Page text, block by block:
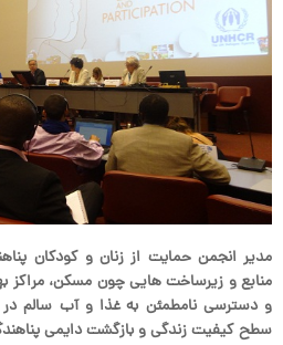
مدیر انجمن حمایت از زنان و کودکان
منابع و زیرساخت هایی چون مسکن، مراکز
و دسترسی نامطمئن به غذا و آب سالم
سطح کیفیت زندگی و بازگشت دایمی